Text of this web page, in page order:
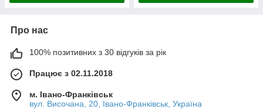
Про нас
100% позитивних з 30 відгуків за рік
Працює з 02.11.2018
м. Івано-Франківськ
вул. Височана, 20, Івано-Франківськ, Україна